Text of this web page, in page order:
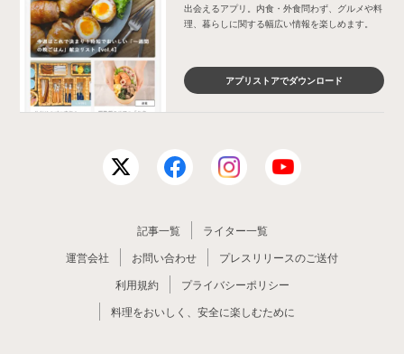
出会えるアプリ。内食・外食問わず、グルメや料
理、暮らしに関する幅広い情報を楽しめます。
アプリストアでダウンロード
記事一覧
ライター一覧
運営会社
お問い合わせ
プレスリリースのご送付
利用規約
プライバシーポリシー
料理をおいしく、安全に楽しむために